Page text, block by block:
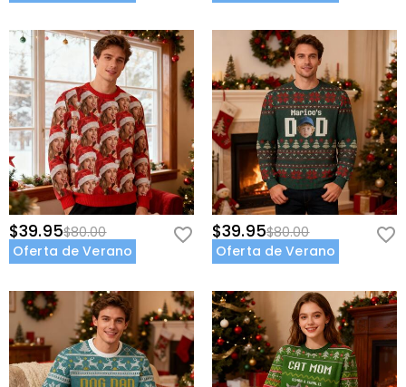
$39.95$80.00
Oferta de Verano
$39.95$80.00
Oferta de Verano